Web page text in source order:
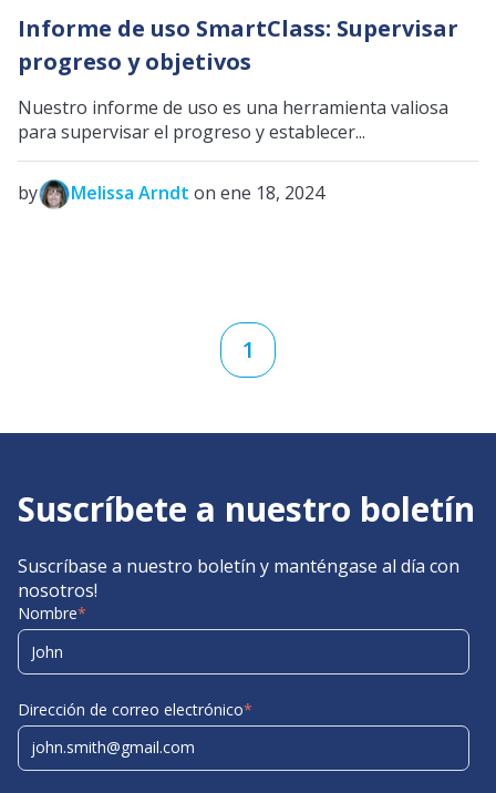
Informe de uso SmartClass: Supervisar
progreso y objetivos
Nuestro informe de uso es una herramienta valiosa
para supervisar el progreso y establecer...
by Melissa Arndt on ene 18, 2024
1
Suscríbete a nuestro boletín
Suscríbase a nuestro boletín y manténgase al día con
nosotros!
Nombre*
Dirección de correo electrónico*